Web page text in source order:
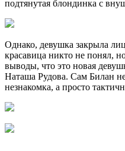
подтянутая блондинка с
Однако, девушка закрыла
красавица никто не понял,
выводы, что это новая
Наташа Рудова. Сам Билан
незнакомка, а просто